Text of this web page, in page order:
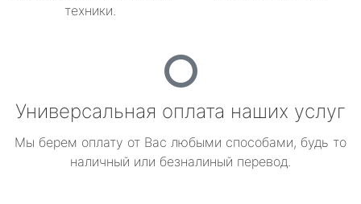
техники.
Универсальная оплата наших услуг
Мы берем оплату от Вас любыми способами, будь то
наличный или безналиный перевод.